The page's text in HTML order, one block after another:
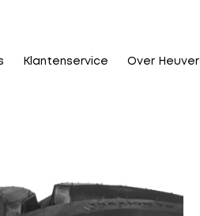
Klantenservice Over Heuver